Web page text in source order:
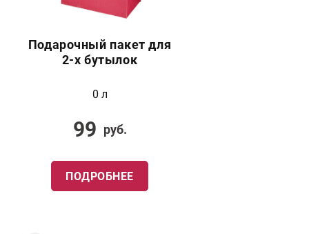
Подарочный пакет для
2-х бутылок
0 л
99 руб.
ПОДРОБНЕЕ